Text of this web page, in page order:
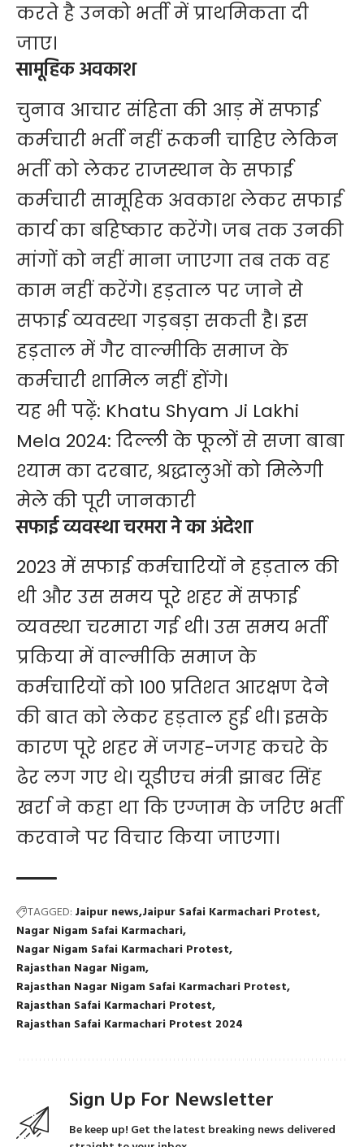
करते है उनको भर्ती में प्राथमिकता दी
जाए।
सामूहिक अवकाश
चुनाव आचार संहिता की आड़ में सफाई
कर्मचारी भर्ती नहीं रूकनी चाहिए लेकिन
भर्ती को लेकर राजस्थान के सफाई
कर्मचारी सामूहिक अवकाश लेकर सफाई
कार्य का बहिष्कार करेंगे। जब तक उनकी
मांगों को नहीं माना जाएगा तब तक वह
काम नहीं करेंगे। हड़ताल पर जाने से
सफाई व्यवस्था गड़बड़ा सकती है। इस
हड़ताल में गैर वाल्मीकि समाज के
कर्मचारी शामिल नहीं होंगे।
यह भी पढ़ें: Khatu Shyam Ji Lakhi
Mela 2024: दिल्ली के फूलों से सजा बाबा
श्याम का दरबार, श्रद्धालुओं को मिलेगी
मेले की पूरी जानकारी
सफाई व्यवस्था चरमरा ने का अंदेशा
2023 में सफाई कर्मचारियों ने हड़ताल की
थी और उस समय पूरे शहर में सफाई
व्यवस्था चरमारा गई थी। उस समय भर्ती
प्रकिया में वाल्मीकि समाज के
कर्मचारियों को 100 प्रतिशत आरक्षण देने
की बात को लेकर हड़ताल हुई थी। इसके
कारण पूरे शहर में जगह-जगह कचरे के
ढेर लग गए थे। यूडीएच मंत्री झाबर सिंह
खर्रा ने कहा था कि एग्जाम के जरिए भर्ती
करवाने पर विचार किया जाएगा।
TAGGED: Jaipur news Jaipur Safai Karmachari Protest
Nagar Nigam Safai Karmachari
Nagar Nigam Safai Karmachari Protest
Rajasthan Nagar Nigam
Rajasthan Nagar Nigam Safai Karmachari Protest
Rajasthan Safai Karmachari Protest
Rajasthan Safai Karmachari Protest 2024
Sign Up For Newsletter
Be keep up! Get the latest breaking news delivered